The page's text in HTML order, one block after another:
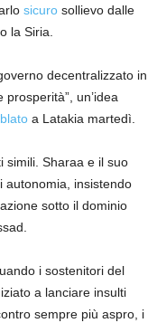
sicuro sollievo dalle
la Siria.
decentralizzato in
un’idea
a Latakia martedì.
simili. Sharaa e il suo
autonomia, insistendo
sotto il dominio
i sostenitori del
a lanciare insulti
sempre più aspro, i